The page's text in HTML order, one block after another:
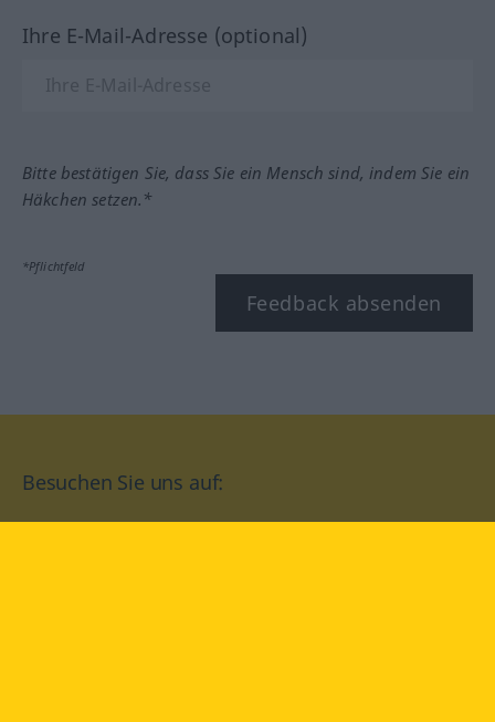
Ihre E-Mail-Adresse (optional)
Bitte bestätigen Sie, dass Sie ein Mensch sind, indem Sie ein
Häkchen setzen.*
*Pflichtfeld
Feedback absenden
Besuchen Sie uns auf: